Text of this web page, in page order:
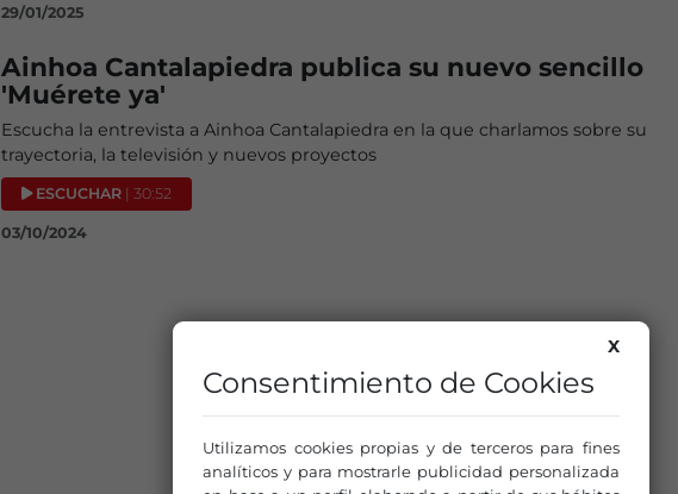
29/01/2025
Ainhoa Cantalapiedra publica su nuevo sencillo
'Muérete ya'
Escucha la entrevista a Ainhoa Cantalapiedra en la que charlamos sobre su
trayectoria, la televisión y nuevos proyectos
ESCUCHAR | 30:52
03/10/2024
X
Consentimiento de Cookies
Utilizamos cookies propias y de terceros para fines
analíticos y para mostrarle publicidad personalizada